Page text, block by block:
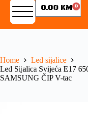
0.00 KM 0
Home
Led sijalice
Led Sijalica Svijeća E17
SAMSUNG ČIP V-tac